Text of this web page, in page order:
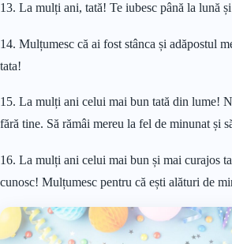
13. La mulți ani, tată! Te iubesc până la lună
14. Mulțumesc că ai fost stânca și adăpostul
tata!
15. La mulți ani celui mai bun tată din lume!
fără tine. Să rămâi mereu la fel de minunat și
16. La mulți ani celui mai bun și mai curajos
cunosc! Mulțumesc pentru că ești alături de